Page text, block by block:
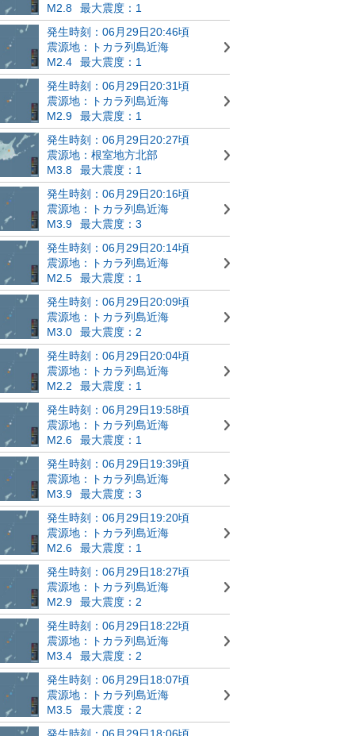
M2.8
最大震度：1
発生時刻：06月29日20:46頃
震源地：トカラ列島近海
M2.4
最大震度：1
発生時刻：06月29日20:31頃
震源地：トカラ列島近海
M2.9
最大震度：1
発生時刻：06月29日20:27頃
震源地：根室地方北部
M3.8
最大震度：1
発生時刻：06月29日20:16頃
震源地：トカラ列島近海
M3.9
最大震度：3
発生時刻：06月29日20:14頃
震源地：トカラ列島近海
M2.5
最大震度：1
発生時刻：06月29日20:09頃
震源地：トカラ列島近海
M3.0
最大震度：2
発生時刻：06月29日20:04頃
震源地：トカラ列島近海
M2.2
最大震度：1
発生時刻：06月29日19:58頃
震源地：トカラ列島近海
M2.6
最大震度：1
発生時刻：06月29日19:39頃
震源地：トカラ列島近海
M3.9
最大震度：3
発生時刻：06月29日19:20頃
震源地：トカラ列島近海
M2.6
最大震度：1
発生時刻：06月29日18:27頃
震源地：トカラ列島近海
M2.9
最大震度：2
発生時刻：06月29日18:22頃
震源地：トカラ列島近海
M3.4
最大震度：2
発生時刻：06月29日18:07頃
震源地：トカラ列島近海
M3.5
最大震度：2
発生時刻：06月29日18:06頃